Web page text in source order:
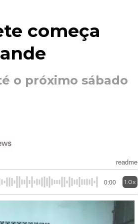
começa
o próximo sábado
readme
0:00 1.0x